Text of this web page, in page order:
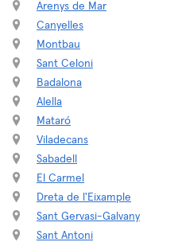
Arenys de Mar
Canyelles
Montbau
Sant Celoni
Badalona
Alella
Mataró
Viladecans
Sabadell
El Carmel
Dreta de l'Eixample
Sant Gervasi-Galvany
Sant Antoni